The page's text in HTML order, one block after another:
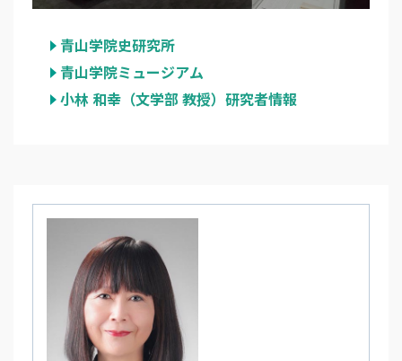
青山学院史研究所
青山学院ミュージアム
小林 和幸（文学部 教授）研究者情報